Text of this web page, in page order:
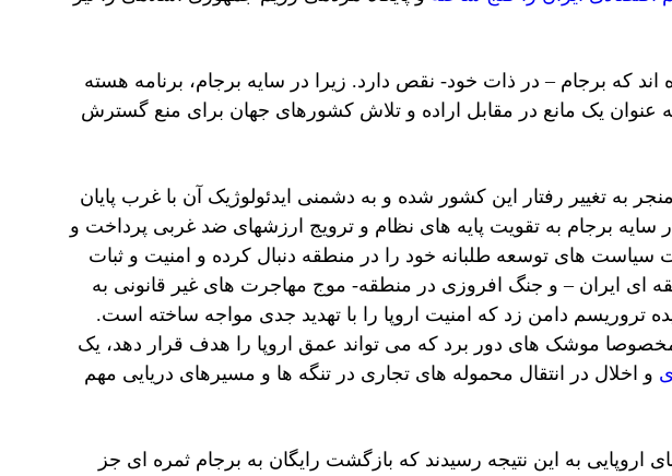
اند که برجام – در ذات خود- نقص دارد. زیرا در سایه برجام، برنامه هسته
عنوان یک مانع در مقابل اراده و تلاش کشورهای جهان برای منع گسترش
به تغییر رفتار این کشور شده و به دشمنی ایدئولوژیک آن با غرب پایان
سایه برجام به تقویت پایه های نظام و ترویج ارزشهای ضد غربی پرداخت و
سیاست های توسعه طلبانه خود را در منطقه دنبال کرده و امنیت و ثبات
ای ایران – و جنگ افروزی در منطقه- موج مهاجرت های غیر قانونی به
تروریسم دامن زد که امنیت اروپا را با تهدید جدی مواجه ساخته است.
موشک های دور برد که می تواند عمق اروپا را هدف قرار دهد، یک
و اخلال در انتقال محموله های تجاری در تنگه ها و مسیرهای دریایی مهم
به این نتیجه رسیدند که بازگشت رایگان به برجام ثمره ای جز